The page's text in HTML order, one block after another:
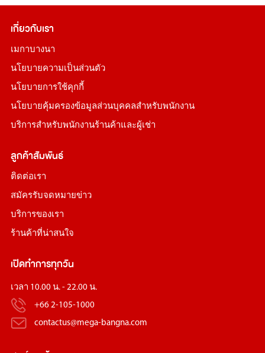
เกี่ยวกับเรา
เมกาบางนา
นโยบายความเป็นส่วนตัว
นโยบายการใช้คุกกี้
นโยบายคุ้มครองข้อมูลส่วนบุคคลสำหรับพนักงาน
บริการสำหรับพนักงานร้านค้าและผู้เช่า
ลูกค้าสัมพันธ์
ติดต่อเรา
สมัครรับจดหมายข่าว
บริการของเรา
ร้านค้าที่น่าสนใจ
เปิดทำการทุกวัน
เวลา 10.00 น. - 22.00 น.
+66 2-105-1000
contactus@mega-bangna.com